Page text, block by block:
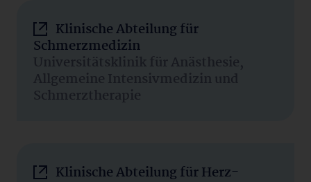
Klinische Abteilung für
Schmerzmedizin
Universitätsklinik für Anästhesie,
Allgemeine Intensivmedizin und
Schmerztherapie
Klinische Abteilung für Herz-